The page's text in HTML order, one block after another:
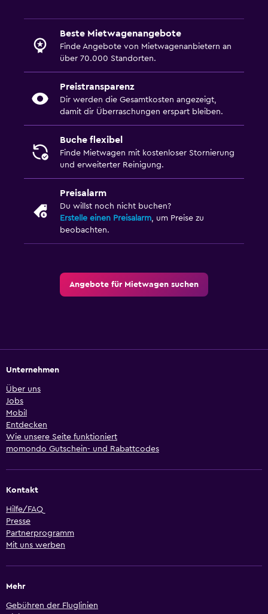
Beste Mietwagenangebote
Finde Angebote von Mietwagenanbietern an
über 70.000 Standorten.
Preistransparenz
Dir werden die Gesamtkosten angezeigt,
damit dir Überraschungen erspart bleiben.
Buche flexibel
Finde Mietwagen mit kostenloser Stornierung
und erweiterter Reinigung.
Preisalarm
Du willst noch nicht buchen?
Erstelle einen Preisalarm, um Preise zu
beobachten.
Angebote für Mietwagen suchen
Unternehmen
Über uns
Jobs
Mobil
Entdecken
Wie unsere Seite funktioniert
momondo Gutschein- und Rabattcodes
Kontakt
Hilfe/FAQ
Presse
Partnerprogramm
Mit uns werben
Mehr
Gebühren der Fluglinien